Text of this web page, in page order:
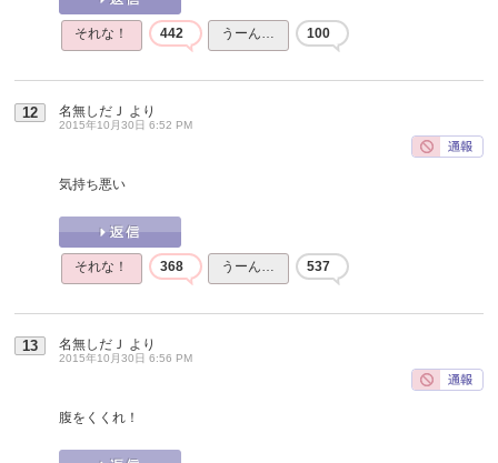
それな！ 442 うーん… 100
12 名無しだＪ より
2015年10月30日 6:52 PM
気持ち悪い
それな！ 368 うーん… 537
13 名無しだＪ より
2015年10月30日 6:56 PM
腹をくくれ！